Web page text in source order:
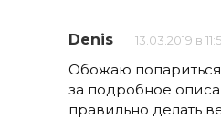
Denis 13.03.2019 в
Обожаю
за подробное
правильно делать